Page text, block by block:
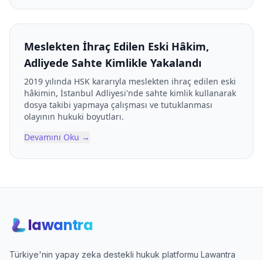
Meslekten İhraç Edilen Eski Hâkim,
Adliyede Sahte Kimlikle Yakalandı
2019 yılında HSK kararıyla meslekten ihraç edilen eski
hâkimin, İstanbul Adliyesi'nde sahte kimlik kullanarak
dosya takibi yapmaya çalışması ve tutuklanması
olayının hukuki boyutları.
Devamını Oku →
lawantra
Türkiye'nin yapay zeka destekli hukuk platformu Lawantra